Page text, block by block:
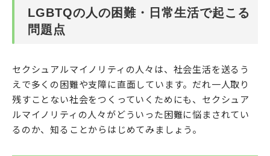
LGBTQの人の困難・日常生活で起こる
問題点
セクシュアルマイノリティの人々は、社会生活を送るう
えで多くの困難や支障に直面しています。だれ一人取り
残すことない社会をつくっていくためにも、セクシュア
ルマイノリティの人々がどういった困難に悩まされてい
るのか、知ることからはじめてみましょう。